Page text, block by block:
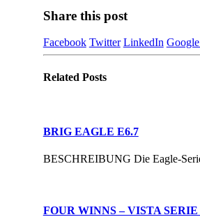
Share this post
Facebook Twitter LinkedIn
Related Posts
BRIG EAGLE E6.7
BESCHREIBUNG Die Eagle-
FOUR WINNS – VISTA SERIE